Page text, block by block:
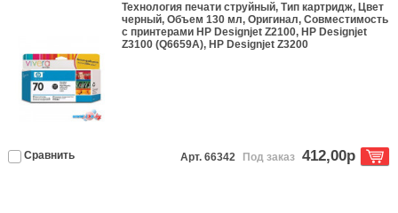
Технология печатиструйный, Типкартридж, Цвет
черный, Объем130 мл,Оригинал, Совместимость
с принтерами HP Designjet Z2100, HP Designjet
Z3100 (Q6659A), HP Designjet Z3200
Сравнить Арт. 66342 Под заказ 412,00р